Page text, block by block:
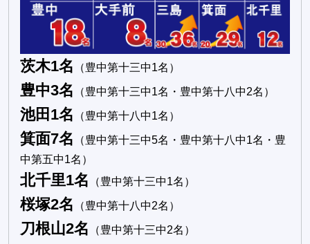
茨木1名 （豊中第十三中1名）
豊中3名 （豊中第十三中1名・豊中第十八中2名）
池田1名 （豊中第十八中1名）
箕面7名
（豊中第十三中5名・豊中第十八中1名・豊
中第五中1名）
北千里1名 （豊中第十三中1名）
桜塚2名 （豊中第十八中2名）
刀根山2名 （豊中第十三中2名）